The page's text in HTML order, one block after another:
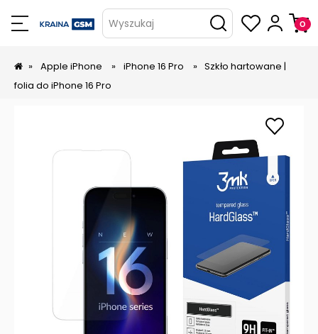
Wyszukaj
» Apple iPhone » iPhone 16 Pro » Szkło hartowane |
folia do iPhone 16 Pro